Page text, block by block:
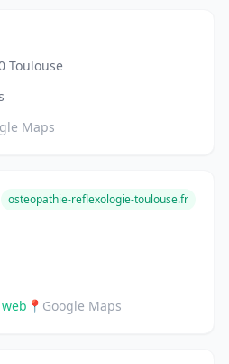
Toulouse
Maps
osteopathie-reflexologie-toulouse.fr
📍 Google Maps